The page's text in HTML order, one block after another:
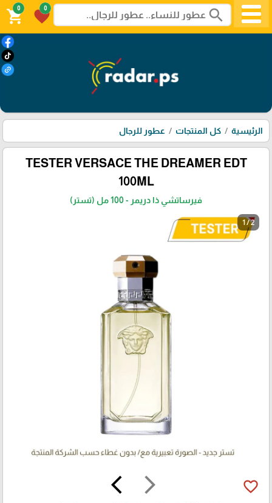
search
0
favorite
0
shopping_cart
الرئيسية كل المنتجات عطور للرجال
TESTER VERSACE THE DREAMER EDT
100ML
فيرساتشي ذا دريمر - 100 مل (تستر)
1 / 2
arrow_forward_ios
arrow_back_ios favorite_border